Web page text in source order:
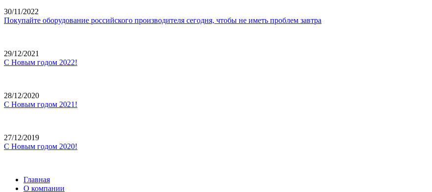
30/11/2022
Покупайте оборудование российского производителя сегодня, чтобы не иметь проблем завтра
29/12/2021
С Новым годом 2022!
28/12/2020
С Новым годом 2021!
27/12/2019
С Новым годом 2020!
Главная
О компании